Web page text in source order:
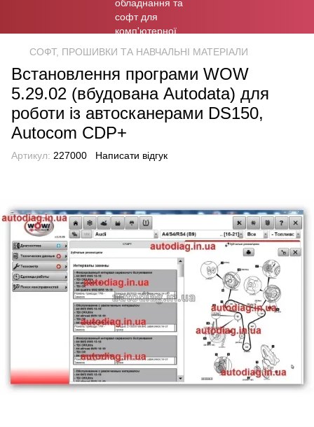
СОФТ, ПРОШИВКИ ТА НАВЧАЛЬНІ МАТЕРІАЛИ
Встановлення програми WOW
5.29.02 (вбудована Autodata) для
роботи із автосканерами DS150,
Autocom CDP+
Артикул: 227000 Написати відгук